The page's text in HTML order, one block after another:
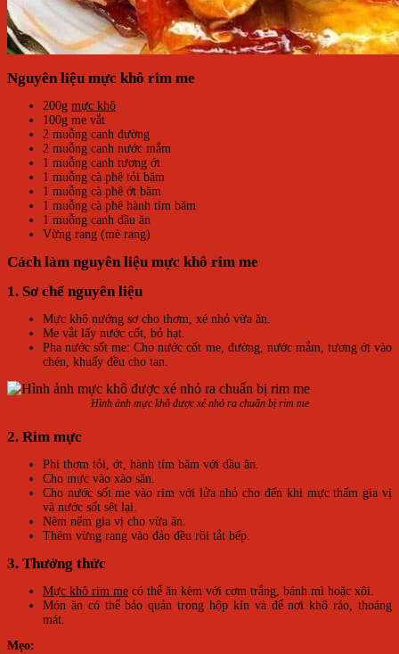
Nguyên liệu mực khô rim me
200g mực khô
100g me vắt
2 muỗng canh đường
2 muỗng canh nước mắm
1 muỗng canh tương ớt
1 muỗng cà phê tỏi băm
1 muỗng cà phê ớt băm
1 muỗng cà phê hành tím băm
1 muỗng canh dầu ăn
Vừng rang (mè rang)
Cách làm nguyên liệu mực khô rim me
1. Sơ chế nguyên liệu
Mực khô nướng sơ cho thơm, xé nhỏ vừa ăn.
Me vắt lấy nước cốt, bỏ hạt.
Pha nước sốt me: Cho nước cốt me, đường, nước mắm, tương ớt vào
chén, khuấy đều cho tan.
Hình ảnh mực khô được xé nhỏ ra chuẩn bị rim me
2. Rim mực
Phi thơm tỏi, ớt, hành tím băm với dầu ăn.
Cho mực vào xào săn.
Cho nước sốt me vào rim với lửa nhỏ cho đến khi mực thấm gia vị
và nước sốt sệt lại.
Nêm nếm gia vị cho vừa ăn.
Thêm vừng rang vào đảo đều rồi tắt bếp.
3. Thưởng thức
Mực khô rim me có thể ăn kèm với cơm trắng, bánh mì hoặc xôi.
Món ăn có thể bảo quản trong hộp kín và để nơi khô ráo, thoáng
mát.
Mẹo: